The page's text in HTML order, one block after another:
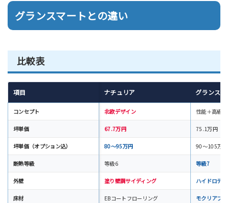
グランスマートとの違い
比較表
項目 ナチュリア グランス
コンセプト 北欧デザイン 性能＋高級感
坪単価 67.7万円 75.1万円
坪単価（オプション込） 80〜95万円 90〜105万円
断熱等級 等級6 等級7
外壁 塗り壁調サイディング ハイドロテ
床材 EBコートフローリング モクリアフ